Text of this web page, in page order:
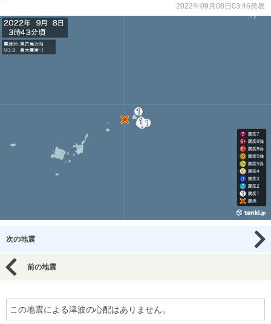
2022年09月08日03:46発表
次の地震
前の地震
この地震による津波の心配はありません。